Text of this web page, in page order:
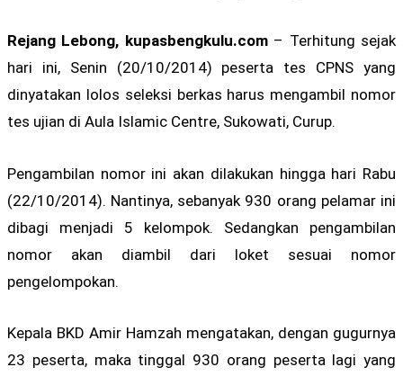
Rejang Lebong, kupasbengkulu.com– Terhitung sejak
hari ini, Senin (20/10/2014) peserta tes CPNS yang
dinyatakan lolos seleksi berkas harus mengambil nomor
tes ujian di Aula Islamic Centre, Sukowati, Curup.
Pengambilan nomor ini akan dilakukan hingga hari Rabu
(22/10/2014). Nantinya, sebanyak 930 orang pelamar ini
dibagi menjadi 5 kelompok. Sedangkan pengambilan
nomor akan diambil dari loket sesuai nomor
pengelompokan.
Kepala BKD Amir Hamzah mengatakan, dengan gugurnya
23 peserta, maka tinggal 930 orang peserta lagi yang